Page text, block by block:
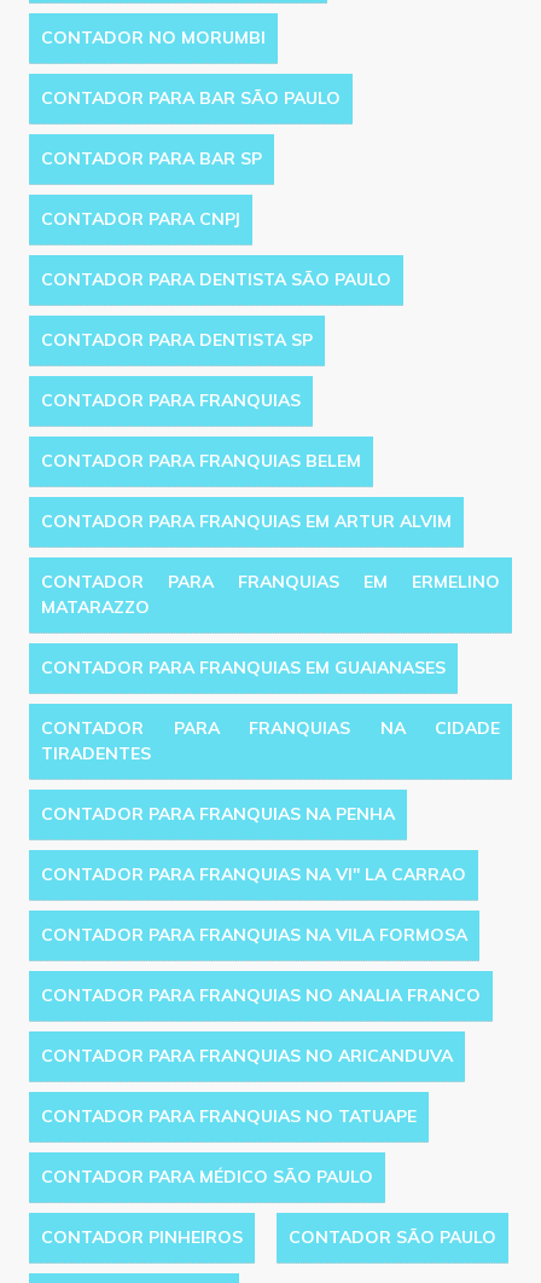
CONTADOR NO MORUMBI
CONTADOR PARA BAR SÃO PAULO
CONTADOR PARA BAR SP
CONTADOR PARA CNPJ
CONTADOR PARA DENTISTA SÃO PAULO
CONTADOR PARA DENTISTA SP
CONTADOR PARA FRANQUIAS
CONTADOR PARA FRANQUIAS BELEM
CONTADOR PARA FRANQUIAS EM ARTUR ALVIM
CONTADOR PARA FRANQUIAS EM ERMELINO
MATARAZZO
CONTADOR PARA FRANQUIAS EM GUAIANASES
CONTADOR PARA FRANQUIAS NA CIDADE
TIRADENTES
CONTADOR PARA FRANQUIAS NA PENHA
CONTADOR PARA FRANQUIAS NA VI'' LA CARRAO
CONTADOR PARA FRANQUIAS NA VILA FORMOSA
CONTADOR PARA FRANQUIAS NO ANALIA FRANCO
CONTADOR PARA FRANQUIAS NO ARICANDUVA
CONTADOR PARA FRANQUIAS NO TATUAPE
CONTADOR PARA MÉDICO SÃO PAULO
CONTADOR PINHEIROS CONTADOR SÃO PAULO